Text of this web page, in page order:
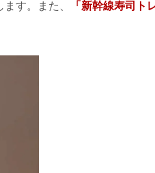
す。また、
「新幹線寿司ト